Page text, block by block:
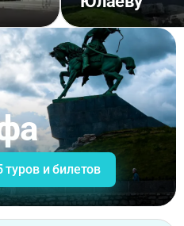
туров и билетов